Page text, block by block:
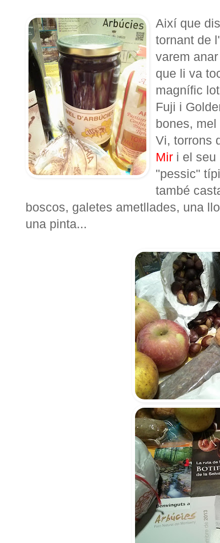
Així que
tornant de
varem
que li va
magnífic
Fuji i
bones,
Vi, torrons
Mir i el seu
"pessic"
també
boscos, galetes ametllades, una
una pinta...